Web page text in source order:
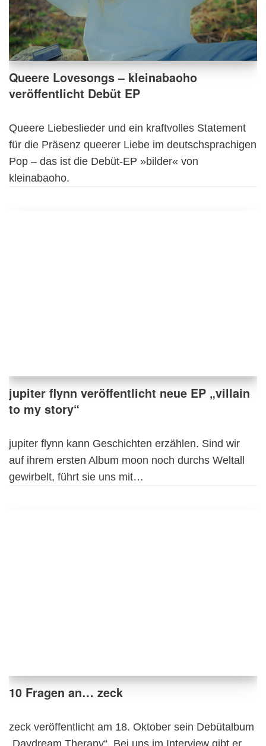
Queere Lovesongs – kleinabaoho
veröffentlicht Debüt EP
Queere Liebeslieder und ein kraftvolles Statement
für die Präsenz queerer Liebe im deutschsprachigen
Pop – das ist die Debüt-EP »bilder« von
kleinabaoho.
jupiter flynn veröffentlicht neue EP „villain
to my story“
jupiter flynn kann Geschichten erzählen. Sind wir
auf ihrem ersten Album moon noch durchs Weltall
gewirbelt, führt sie uns mit…
10 Fragen an… zeck
zeck veröffentlicht am 18. Oktober sein Debütalbum
„Daydream Therapy“. Bei uns im Interview gibt er